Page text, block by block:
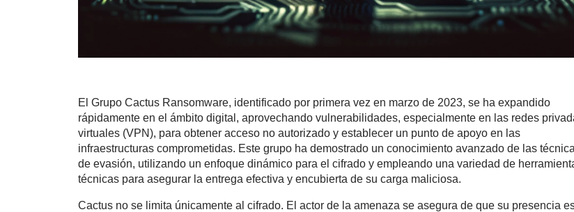
El Grupo Cactus Ransomware, identificado por primera vez en marzo de 2023, se ha expandido
rápidamente en el ámbito digital, aprovechando vulnerabilidades, especialmente en las redes
virtuales (VPN), para obtener acceso no autorizado y establecer un punto de apoyo en las
infraestructuras comprometidas. Este grupo ha demostrado un conocimiento avanzado de las
de evasión, utilizando un enfoque dinámico para el cifrado y empleando una variedad de
técnicas para asegurar la entrega efectiva y encubierta de su carga maliciosa.
Cactus no se limita únicamente al cifrado. El actor de la amenaza se asegura de que su presencia